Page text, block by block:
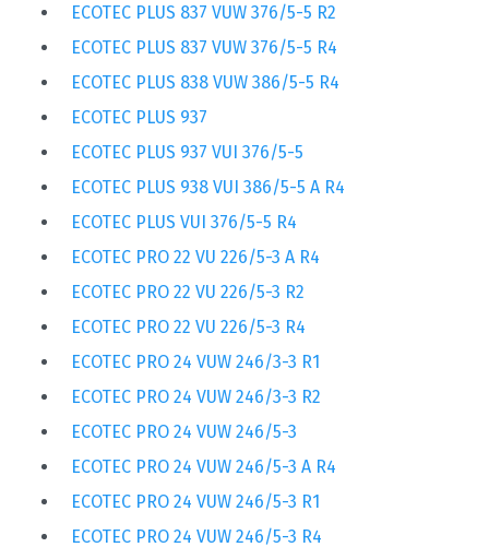
ECOTEC PLUS 837 VUW 376/5-5 R2
ECOTEC PLUS 837 VUW 376/5-5 R4
ECOTEC PLUS 838 VUW 386/5-5 R4
ECOTEC PLUS 937
ECOTEC PLUS 937 VUI 376/5-5
ECOTEC PLUS 938 VUI 386/5-5 A R4
ECOTEC PLUS VUI 376/5-5 R4
ECOTEC PRO 22 VU 226/5-3 A R4
ECOTEC PRO 22 VU 226/5-3 R2
ECOTEC PRO 22 VU 226/5-3 R4
ECOTEC PRO 24 VUW 246/3-3 R1
ECOTEC PRO 24 VUW 246/3-3 R2
ECOTEC PRO 24 VUW 246/5-3
ECOTEC PRO 24 VUW 246/5-3 A R4
ECOTEC PRO 24 VUW 246/5-3 R1
ECOTEC PRO 24 VUW 246/5-3 R4